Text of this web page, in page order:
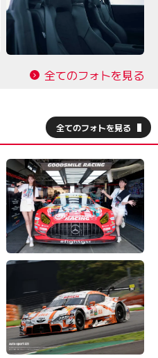
全てのフォトを見る
全てのフォトを見る